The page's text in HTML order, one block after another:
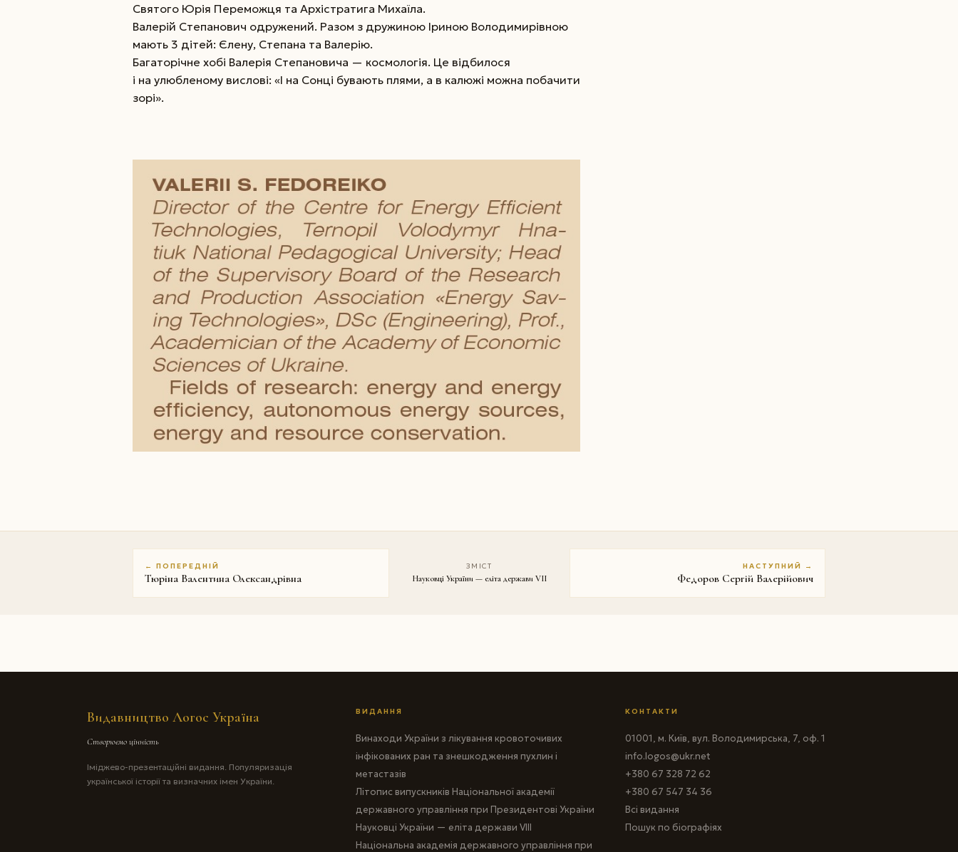
Святого Юрія Переможця та Архістратига Михаїла.
Валерій Степанович одружений. Разом з дружиною Іриною Володимирівною
мають 3 дітей: Єлену, Степана та Валерію.
Багаторічне хобі Валерія Степановича — космологія. Це відбилося
і на улюбленому вислові: «І на Сонці бувають плями, а в калюжі можна побачити
зорі».
← ПОПЕРЕДНІЙ
Тюріна Валентина Олександрівна
ЗМІСТ
Науковці України — еліта держави VII
НАСТУПНИЙ →
Федоров Сергій Валерійович
Видавництво Логос Україна
Створюємо цінність
Іміджево-презентаційні видання. Популяризація
української історії та визначних імен України.
ВИДАННЯ
Винаходи України з лікування кровоточивих
інфікованих ран та знешкодження пухлин і
метастазів
Літопис випускників Національної академії
державного управління при Президентові України
Науковці України — еліта держави VIII
Національна академія державного управління при
КОНТАКТИ
01001, м. Київ, вул. Володимирська, 7, оф. 1
info.logos@ukr.net
+380 67 328 72 62
+380 67 547 34 36
Всі видання
Пошук по біографіях